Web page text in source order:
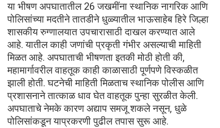
या भीषण अपघातातील 26 जखमींना स्थानिक नागरिक आणि
पोलिसांच्या मदतीने तातडीने धुळ्यातील भाऊसाहेब हिरे जिल्हा
शासकीय रुग्णालयात उपचारासाठी दाखल करण्यात आले
आहे. यातील काही जणांची प्रकृती गंभीर असल्याची माहिती
मिळत आहे. अपघाताची भीषणता इतकी मोठी होती की,
महामार्गावरील वाहतूक काही काळासाठी पूर्णपणे विस्कळीत
झाली होती. घटनेची माहिती मिळताच स्थानिक पोलीस आणि
प्रशासनाने तात्काळ धाव घेत वाहतूक पुन्हा सुरळीत केली.
अपघाताचे नेमके कारण अद्याप समजू शकले नसून, धुळे
पोलिसांकडून याप्रकरणी पुढील तपास सुरू आहे.